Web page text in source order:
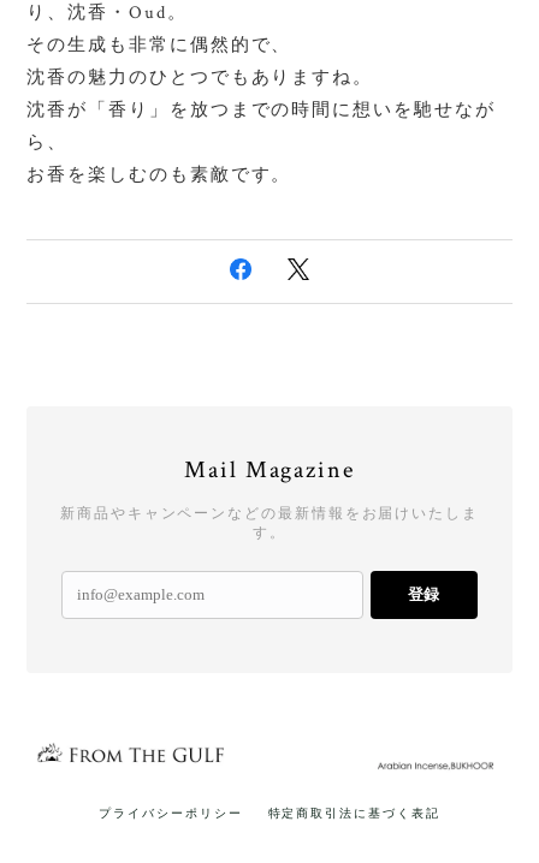
り、沈香・Oud。
その生成も非常に偶然的で、
沈香の魅力のひとつでもありますね。
沈香が「香り」を放つまでの時間に想いを馳せなが
ら、
お香を楽しむのも素敵です。
Mail Magazine
新商品やキャンペーンなどの最新情報をお届けいたしま
す。
登録
プライバシーポリシー 特定商取引法に基づく表記